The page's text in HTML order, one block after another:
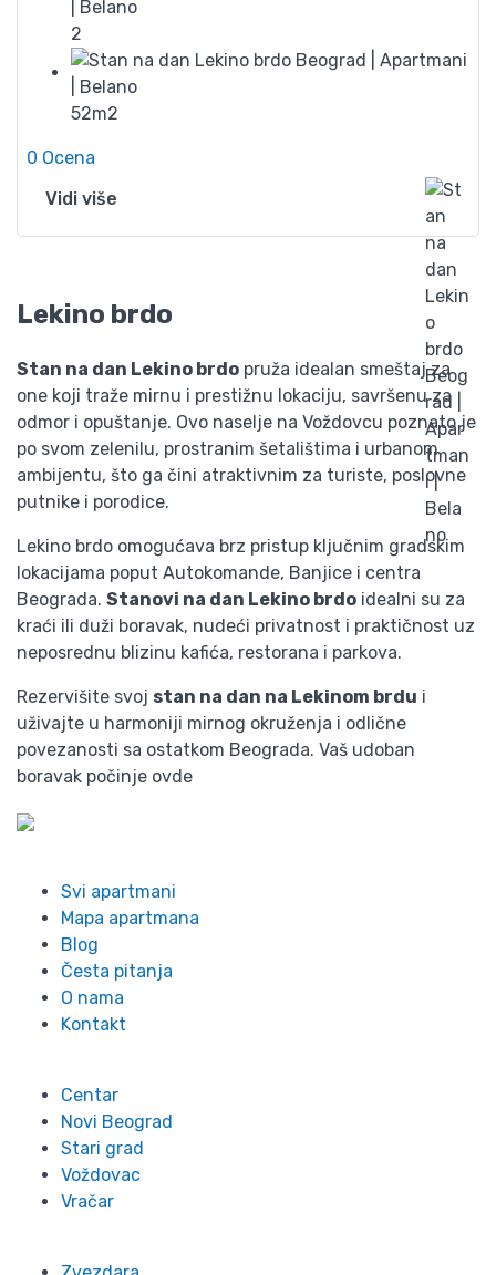
2
52m2
0 Ocena
Vidi više
Lekino brdo
Stan na dan Lekino brdo pruža idealan smeštaj za
one koji traže mirnu i prestižnu lokaciju, savršenu za
odmor i opuštanje. Ovo naselje na Voždovcu poznato je
po svom zelenilu, prostranim šetalištima i urbanom
ambijentu, što ga čini atraktivnim za turiste, poslovne
putnike i porodice.
Lekino brdo omogućava brz pristup ključnim gradskim
lokacijama poput Autokomande, Banjice i centra
Beograda. Stanovi na dan Lekino brdo idealni su za
kraći ili duži boravak, nudeći privatnost i praktičnost uz
neposrednu blizinu kafića, restorana i parkova.
Rezervišite svoj stan na dan na Lekinom brdu i
uživajte u harmoniji mirnog okruženja i odlične
povezanosti sa ostatkom Beograda. Vaš udoban
boravak počinje ovde
Svi apartmani
Mapa apartmana
Blog
Česta pitanja
O nama
Kontakt
Centar
Novi Beograd
Stari grad
Voždovac
Vračar